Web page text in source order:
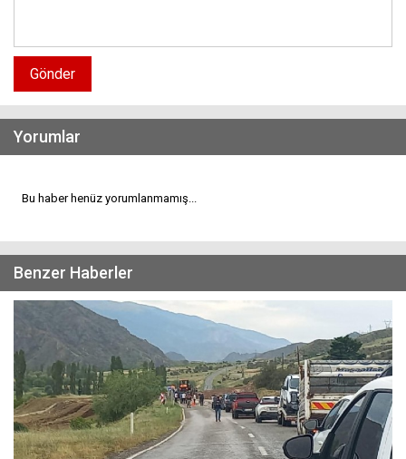
Gönder
Yorumlar
Bu haber henüz yorumlanmamış...
Benzer Haberler